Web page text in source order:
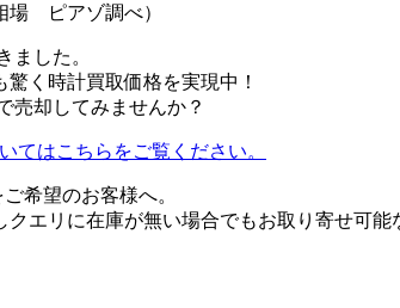
場 ピアゾ調べ）
ました。
く時計買取価格を実現中！
売却してみませんか？
てはこちらをご覧ください。
希望のお客様へ。
エリに在庫が無い場合でもお取り寄せ可能